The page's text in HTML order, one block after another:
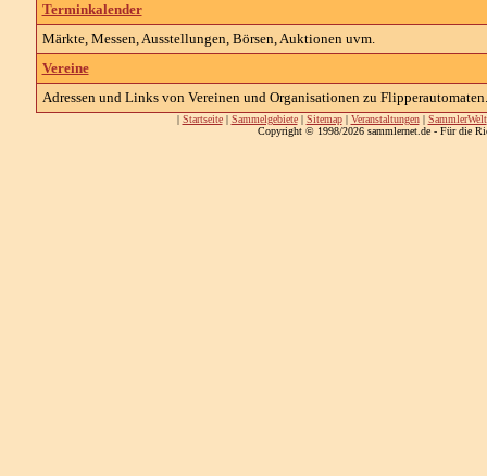
Terminkalender
Märkte, Messen, Ausstellungen, Börsen, Auktionen uvm.
Vereine
Adressen und Links von Vereinen und Organisationen zu Flipperautomaten.
| Startseite| Sammelgebiete| Sitemap| Veranstaltungen| SammlerWelt
Copyright © 1998/2026 sammlernet.de - Für die